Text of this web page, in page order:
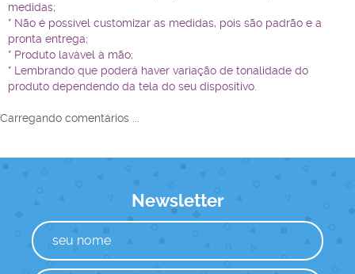
medidas;
* Não é possível customizar as medidas, pois são padrão e a
pronta entrega;
* Produto lavável à mão;
* Lembrando que poderá haver variação de tonalidade do
produto dependendo da tela do seu dispositivo.
Carregando comentários ...
Newsletter